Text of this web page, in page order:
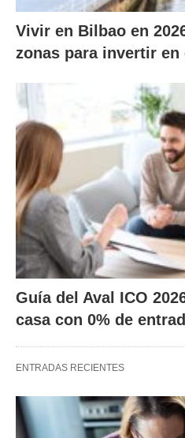
Vivir en Bilbao en
zonas para invertir en
Guía del Aval ICO
casa con 0% de
ENTRADAS RECIENTES